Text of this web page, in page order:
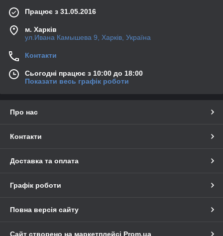
Працює з 31.05.2016
м. Харків
ул.Ивана Камышева 9, Харків, Україна
Контакти
Сьогодні працює з 10:00 до 18:00
Показати весь графік роботи
Про нас
Контакти
Доставка та оплата
Графік роботи
Повна версія сайту
Сайт створено на маркетплейсі Prom.ua